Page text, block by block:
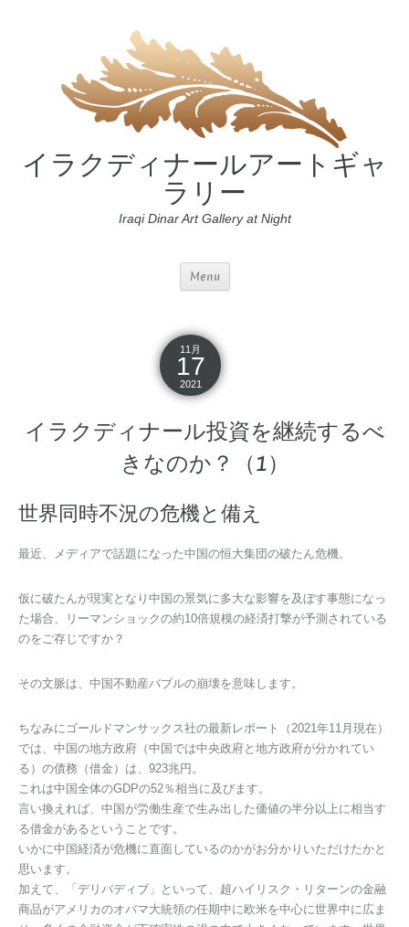
イラクディナールアートギャ
ラリー
Iraqi Dinar Art Gallery at Night
Menu
11月
17
2021
イラクディナール投資を継続するべ
きなのか？（1）
世界同時不況の危機と備え
最近、メディアで話題になった中国の恒大集団の破たん危機。
仮に破たんが現実となり中国の景気に多大な影響を及ぼす事態になっ
た場合、リーマンショックの約10倍規模の経済打撃が予測されている
のをご存じですか？
その文脈は、中国不動産バブルの崩壊を意味します。
ちなみにゴールドマンサックス社の最新レポート（2021年11月現在）
では、中国の地方政府（中国では中央政府と地方政府が分かれてい
る）の債務（借金）は、923兆円。
これは中国全体のGDPの52％相当に及びます。
言い換えれば、中国が労働生産で生み出した価値の半分以上に相当す
る借金があるということです。
いかに中国経済が危機に直面しているのかがお分かりいただけたかと
思います。
加えて、「デリバディブ」といって、超ハイリスク・リターンの金融
商品がアメリカのオバマ大統領の任期中に欧米を中心に世界中に広ま